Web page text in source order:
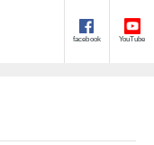
facebook YouTube